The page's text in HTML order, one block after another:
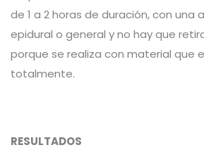
de 1 a 2 horas de duración, con una
epidural o general y no hay que
porque se realiza con material que
totalmente.
RESULTADOS